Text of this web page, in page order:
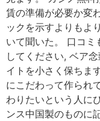
賃の準備が必要か変
ックを示すよりもよ
いて聞いた。 口コミ
してください, ベア
イトを小さく保ちま
にこだわって作られ
わりたいという人に
ンス中国製のものに